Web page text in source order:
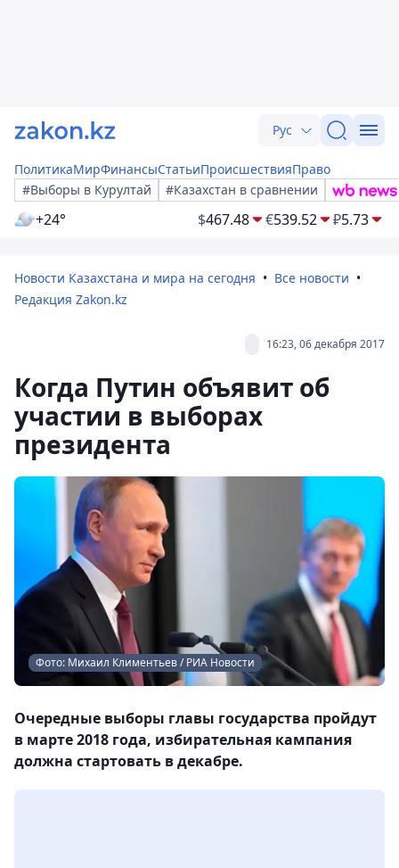
Рус
ПолитикаМирФинансыСтатьиПроисшествияПраво
#Выборы в Курултай
#Казахстан в сравнении
+24° $467.48 €539.52 ₽5.73
Новости Казахстана и мира на сегодня
Все новости
Редакция Zakon.kz
16:23, 06 декабря 2017
Когда Путин объявит об
участии в выборах
президента
Фото: Михаил Климентьев / РИА Новости
Очередные выборы главы государства пройдут
в марте 2018 года, избирательная кампания
должна стартовать в декабре.